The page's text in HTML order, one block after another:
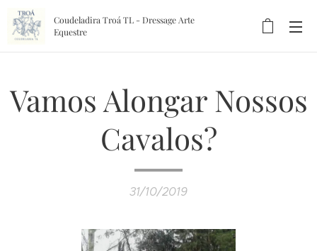
Coudeladira Troá TL - Dressage Arte
Equestre
Vamos Alongar Nossos
Cavalos?
31/10/2019